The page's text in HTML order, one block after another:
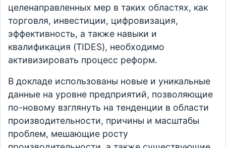
целенаправленных мер в таких областях, как
торговля, инвестиции, цифровизация,
эффективность, а также навыки и
квалификация (TIDES), необходимо
активизировать процесс реформ.
В докладе использованы новые и уникальные
данные на уровне предприятий, позволяющие
по-новому взглянуть на тенденции в области
производительности, причины и масштабы
проблем, мешающие росту